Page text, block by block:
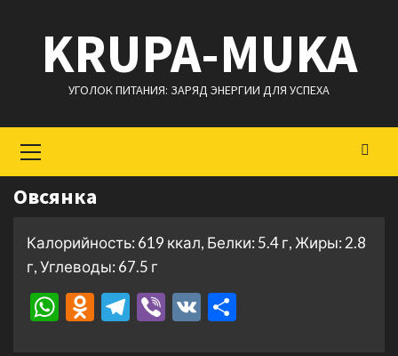
содержимому
KRUPA-MUKA
УГОЛОК ПИТАНИЯ: ЗАРЯД ЭНЕРГИИ ДЛЯ УСПЕХА
меню
Овсянка
Калорийность: 619 ккал, Белки: 5.4 г, Жиры: 2.8
г, Углеводы: 67.5 г
WhatsApp
Odnoklassniki
Telegram
Viber
VK